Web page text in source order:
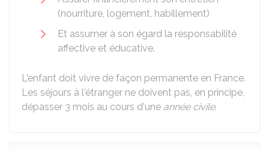
(nourriture, logement, habillement)
Et assumer à son égard la responsabilité
affective et éducative.
L'enfant doit vivre de façon permanente en France.
Les séjours à l'étranger ne doivent pas, en principe,
dépasser 3 mois au cours d'une année civile.